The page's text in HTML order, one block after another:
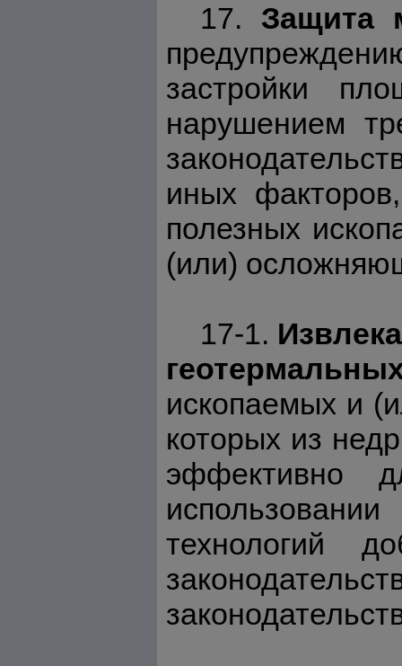
17. Защита
застройки
нарушением
иных
полезных
(или)
17-1.
ископаемых и
которых из
эффективно
технологий